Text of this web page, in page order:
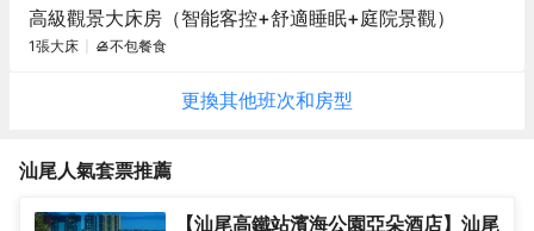
高級觀景大床房（智能客控+舒適睡眠+庭院景觀）
1張大床 不包餐食
更換其他班次和房型
汕尾人氣套票推薦
【汕尾高鐵站濱海公園亞朵酒店】汕尾